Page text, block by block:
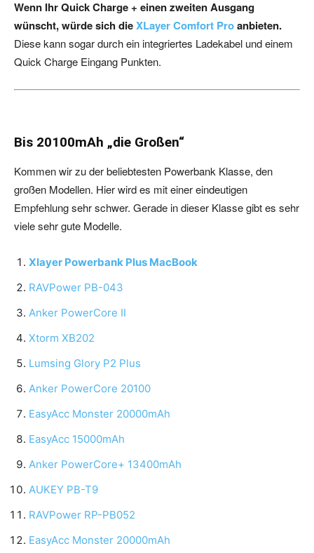
Wenn Ihr Quick Charge + einen zweiten Ausgang
wünscht, würde sich dieXLayer Comfort Proanbieten.
Diese kann sogar durch ein integriertes Ladekabel und einem
Quick Charge Eingang Punkten.
Bis 20100mAh „die Großen“
Kommen wir zu der beliebtesten Powerbank Klasse, den
großen Modellen. Hier wird es mit einer eindeutigen
Empfehlung sehr schwer. Gerade in dieser Klasse gibt es sehr
viele sehr gute Modelle.
Xlayer Powerbank Plus MacBook
RAVPower PB-043
Anker PowerCore II
Xtorm XB202
Lumsing Glory P2 Plus
Anker PowerCore 20100
EasyAcc Monster 20000mAh
EasyAcc 15000mAh
Anker PowerCore+ 13400mAh
AUKEY PB-T9
RAVPower RP-PB052
EasyAcc Monster 20000mAh